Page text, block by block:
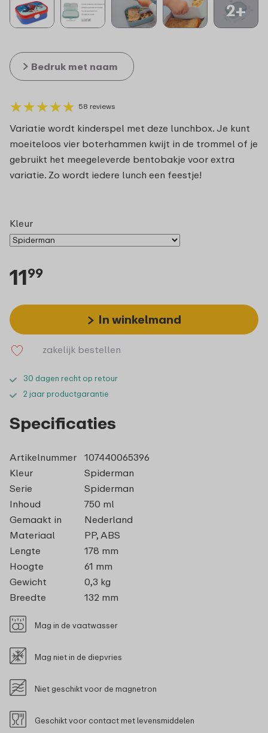
2+
★★★★★
★★★★★ 58 reviews
Variatie wordt kinderspel met deze lunchbox. Je kunt
moeiteloos vier boterhammen kwijt in de trommel of je
gebruikt het meegeleverde bentobakje voor extra
variatie. Zo wordt iedere lunch een feestje!
Bedruk met naam
Kleur
1199
In winkelmand
zakelijk bestellen
30 dagen recht op retour
2 jaar productgarantie
Specificaties
Artikelnummer
107440065396
Kleur
Spiderman
Serie
Spiderman
Inhoud
750 ml
Gemaakt in
Nederland
Materiaal
PP, ABS
Lengte
178 mm
Hoogte
61 mm
Gewicht
0,3 kg
Breedte
132 mm
Mag in de vaatwasser
Mag niet in de diepvries
Niet geschikt voor de magnetron
Geschikt voor contact met levensmiddelen